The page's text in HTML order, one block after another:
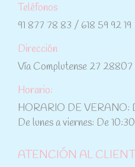
Teléfonos
91 877 78 83 / 618 59 92 19
Dirección
Vía Complutense 27
Horario:
HORARIO DE VERANO:
De lunes a viernes: De
ATENCIÓN AL